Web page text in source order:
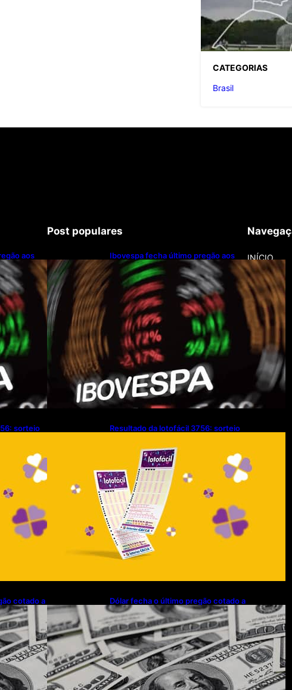
O
CATEGORIAS
Brasil
aos
sorteio
cotado a
Post populares
Ibovespa fecha último pregão aos
172.494 pontos
Resultado da lotofácil 3756: sorteio
Dólar fecha o último pregão cotado a
R$ 5,08
INÍCIO